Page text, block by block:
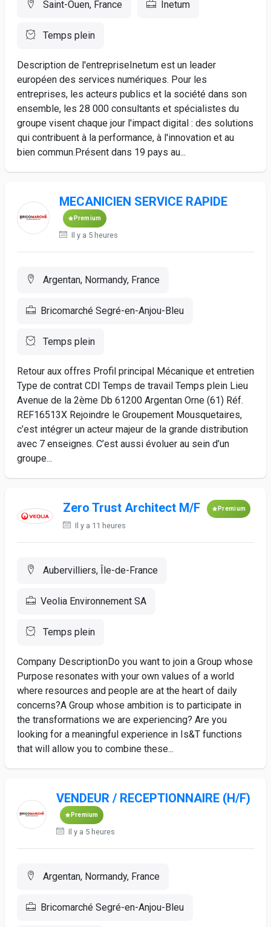
Saint-Ouen, France Inetum
Temps plein
Description de l'entrepriseInetum est un leader
européen des services numériques. Pour les
entreprises, les acteurs publics et la société dans son
ensemble, les 28 000 consultants et spécialistes du
groupe visent chaque jour l'impact digital : des solutions
qui contribuent à la performance, à l'innovation et au
bien commun.Présent dans 19 pays au...
MECANICIEN SERVICE RAPIDE
Premium
Il y a 5 heures
Argentan, Normandy, France
Bricomarché Segré-en-Anjou-Bleu
Temps plein
Retour aux offres Profil principal Mécanique et entretien
Type de contrat CDI Temps de travail Temps plein Lieu
Avenue de la 2ème Db 61200 Argentan Orne (61) Réf.
REF16513X Rejoindre le Groupement Mousquetaires,
c’est intégrer un acteur majeur de la grande distribution
avec 7 enseignes. C’est aussi évoluer au sein d’un
groupe...
Zero Trust Architect M/F Premium
Il y a 11 heures
Aubervilliers, Île-de-France
Veolia Environnement SA
Temps plein
Company DescriptionDo you want to join a Group whose
Purpose resonates with your own values of a world
where resources and people are at the heart of daily
concerns?A Group whose ambition is to participate in
the transformations we are experiencing? Are you
looking for a meaningful experience in Is&T functions
that will allow you to combine these...
VENDEUR / RECEPTIONNAIRE (H/F)
Premium
Il y a 5 heures
Argentan, Normandy, France
Bricomarché Segré-en-Anjou-Bleu